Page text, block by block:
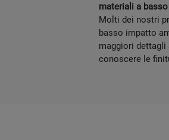
materiali a
Molti dei nostri
basso impatto
maggiori
conoscere le